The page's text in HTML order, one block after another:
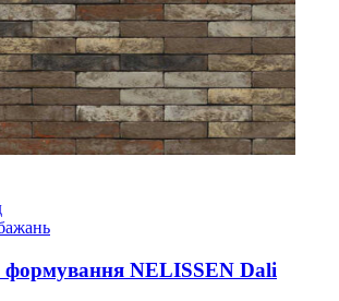
формування NELISSEN Dali